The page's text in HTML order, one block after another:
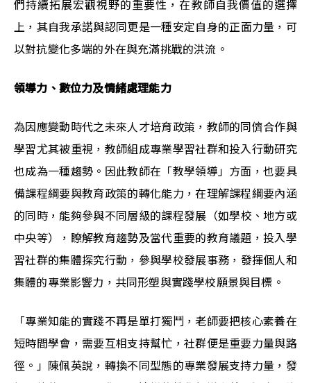
們持續拓展宏觀視野的重要性，在教師自我價值的選擇
上，其自我承諾與認同更是一種安定自身的正面力量，可
以對抗變化多端的外在與充滿挑戰的洪流。
領導力、數位力及情緒處理能力
為因應變動時代之未來人才培育政策，教師的同儕合作與
學習尤其被重視，教師組成專業學習社群和投入行動研究
也成為一種趨勢。因此教師在「教學領導」方面，也要具
備課程綱要與教育政策的轉化能力，在理解課程綱要內涵
的同時，能夠參與不同層級的課程發展（如學校、地方或
中央等），瞭解教育趨勢及當代重要的教育議題，投入學
習社群的集體探究行動，參與學校發展事務，發揮個人和
集體的專業影響力，共同形塑與實踐學校願景與目標。
「專業知能的實踐不再是單打獨鬥，老師要把核心素養在
短時間學會，需要互相支持幫忙，社群便是重要力量與路
徑。」陳佩英說，轉換不同型態的專業發展支持力量，發